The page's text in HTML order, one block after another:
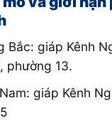
Bắc: giáp Kênh
phường 13.
giáp Kênh